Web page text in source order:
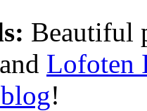
Beautiful
and Lofoten
!